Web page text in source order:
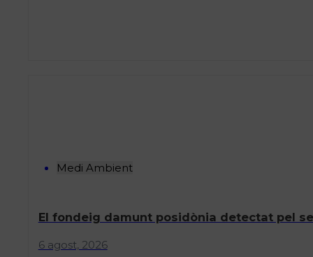
Medi Ambient
El fondeig damunt posidònia detectat pel
6 agost, 2026